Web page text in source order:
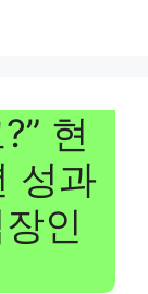
현
성과
인